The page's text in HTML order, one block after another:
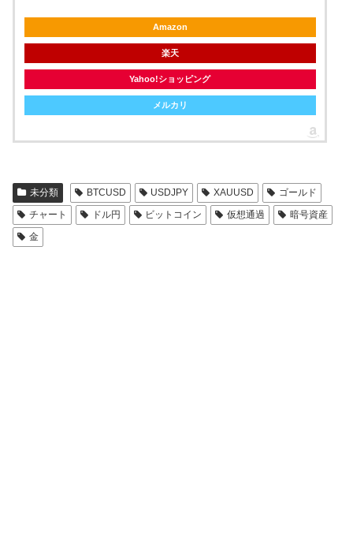
Amazon
楽天
Yahoo!ショッピング
メルカリ
未分類 BTCUSD USDJPY XAUUSD
ゴールド
チャート
ドル円 ビットコイン 仮想通過
暗号資産
金